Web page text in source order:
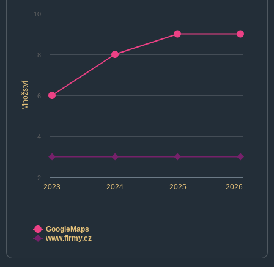
Množství
2024 2026
2023 2025
2
4
6
8
10
GoogleMaps
www.firmy.cz